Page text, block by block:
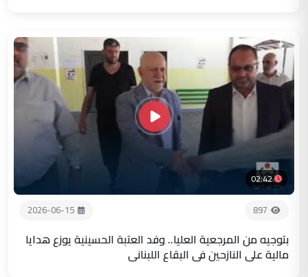
02:42
897
2026-06-15
بتوجيه من المرجعية العليا.. وفد العتبة الحسينية يوزع هدايا
مالية على النازحين في البقاع اللبناني